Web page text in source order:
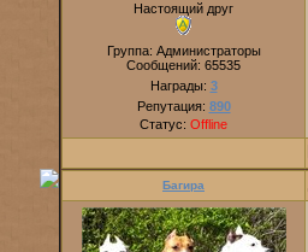
Настоящий друг
Группа: Администраторы
Сообщений: 65535
Награды: 3
Репутация: 890
Статус: Offline
Багира